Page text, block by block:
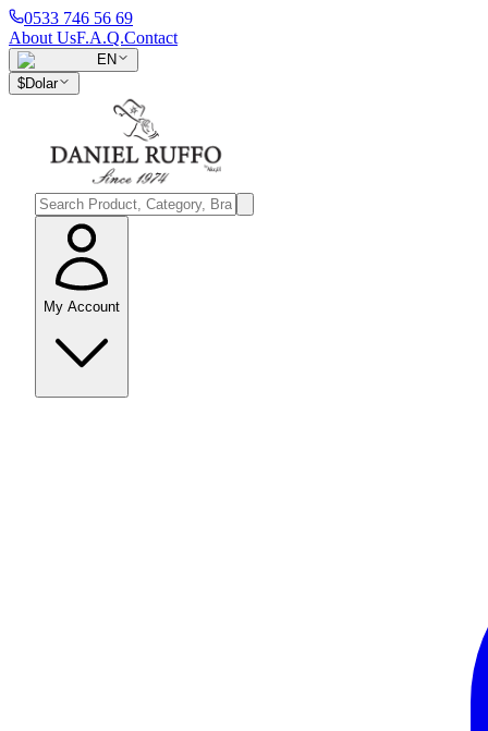
0533 746 56 69
About UsF.A.Q.Contact
EN
$Dolar
My Account